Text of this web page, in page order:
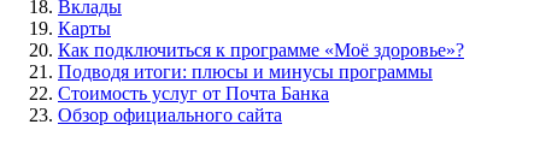
Вклады
Карты
Как подключиться к программе «Моё здоровье»?
Подводя итоги: плюсы и минусы программы
Стоимость услуг от Почта Банка
Обзор официального сайта